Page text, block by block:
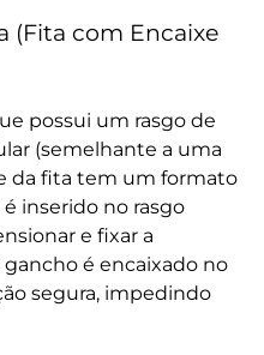
(Fita com Encaixe
possui um rasgo de
(semelhante a uma
da fita tem um formato
inserido no rasgo
e fixar a
gancho é encaixado no
segura, impedindo